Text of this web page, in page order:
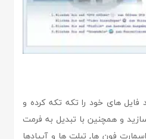
فایل های خود را تکه تکه کرده و
و همچنین با تبدیل به فرمت
فون ها, تبلت ها و آیپادها